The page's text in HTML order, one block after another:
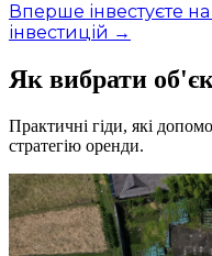
Вперше інвестуєте на
інвестицій →
Як вибрати
Практичні гіди, які
стратегію оренди.